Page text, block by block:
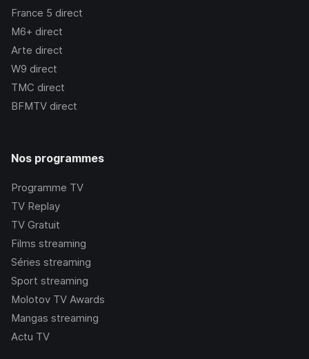
France 5 direct
M6+ direct
Arte direct
W9 direct
TMC direct
BFMTV direct
Nos programmes
Programme TV
TV Replay
TV Gratuit
Films streaming
Séries streaming
Sport streaming
Molotov TV Awards
Mangas streaming
Actu TV